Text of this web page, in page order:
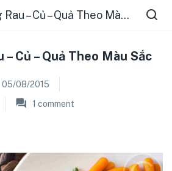
Dinh Dưỡng Rau – Củ – Quả Theo Màu Sắc
Củ – Quả Theo Màu Sắc
05/08/2015
1 comment